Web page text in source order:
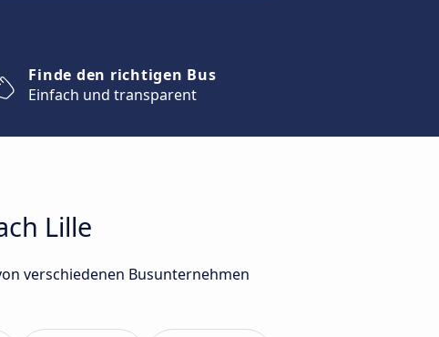
Finde den richtigen Bus
Einfach und transparent
Lille
verschiedenen Busunternehmen